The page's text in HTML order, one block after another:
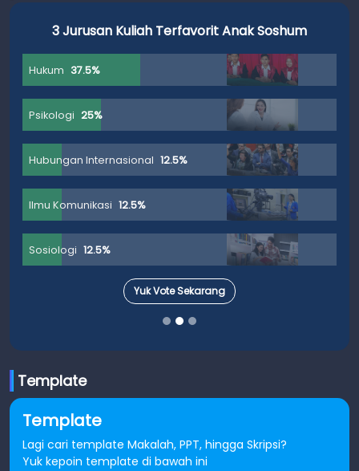
3 Jurusan Kuliah Terfavorit Anak Soshum
Hukum 37.5%
Psikologi 25%
Hubungan Internasional 12.5%
Ilmu Komunikasi 12.5%
Sosiologi 12.5%
Yuk Vote Sekarang
Template
Template
Lagi cari template Makalah, PPT, hingga Skripsi?
Yuk kepoin template di bawah ini